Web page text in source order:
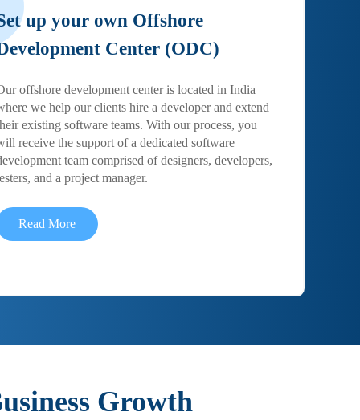
up your own Offshore
Center (ODC)
offshore development center is located in India
we help our clients hire a developer and extend
existing software teams. With our process, you
receive the support of a dedicated software
team comprised of designers, developers,
and a project manager.
Read More
Growth